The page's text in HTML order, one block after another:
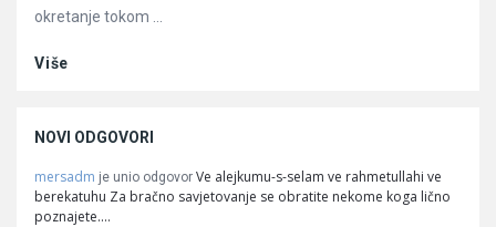
okretanje tokom ...
Više
NOVI ODGOVORI
mersadm je unio odgovor Ve alejkumu-s-selam ve rahmetullahi ve
berekatuhu Za bračno savjetovanje se obratite nekome koga lično
poznajete.…